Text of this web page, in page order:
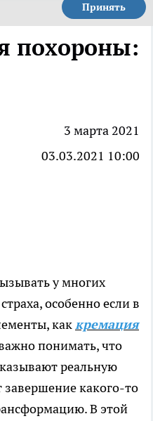
Принять
похороны:
3 марта 2021
03.03.2021 10:00
у многих
особенно если в
каккремация
понимать, что
реальную
какого-то
В этой